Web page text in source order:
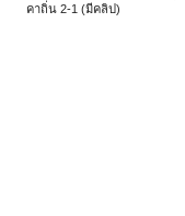
คาถิ่น 2-1 (มีคลิป)